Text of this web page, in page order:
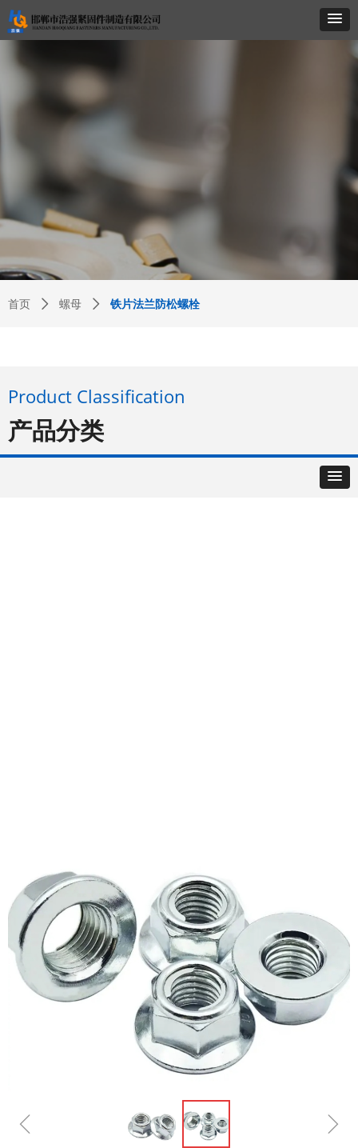
首页 ꄲ 螺母 ꄲ 铁片法兰防松螺栓
ꁆ ꁇ
产品分类
Product Classification